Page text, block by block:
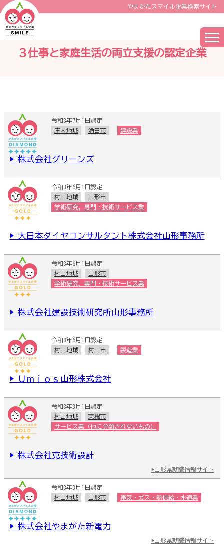
やまがたスマイル企業検索サイト
３仕事と家庭生活の両立支援の認定企業
令和8年7月1日認定
庄内地域
酒田市 建設業
▶ 株式会社グリーンズ
令和8年6月1日認定
村山地域
山形市
学術研究，専門・技術サービス業
▶ 大日本ダイヤコンサルタント株式会社山形事務所
令和8年6月1日認定
村山地域
山形市
学術研究，専門・技術サービス業
▶ 株式会社建設技術研究所山形事務所
令和8年6月1日認定
村山地域
村山市 製造業
▶ Ｕｍｉｏｓ山形株式会社
令和8年3月1日認定
村山地域
東根市
サービス業（他に分類されないもの）
▶ 株式会社克技術設計
▶山形県就職情報サイト
令和8年3月1日認定
村山地域
山形市 電気・ガス・熱供給・水道業
▶ 株式会社やまがた新電力
▶山形県就職情報サイト